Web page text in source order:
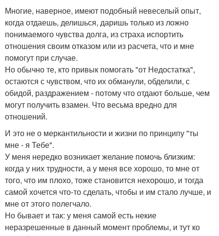
Многие, наверное, имеют подобный невеселый опыт,
когда отдаешь, делишься, даришь только из ложно
понимаемого чувства долга, из страха испортить
отношения своим отказом или из расчета, что и мне
помогут при случае.
Но обычно те, кто привык помогать "от Недостатка",
остаются с чувством, что их обманули, обделили, с
обидой, раздражением - потому что отдают больше, чем
могут получить взамен. Что весьма вредно для
отношений.
И это не о меркантильности и жизни по принципу "ты
мне - я Тебе".
У меня нередко возникает желание помочь близким:
когда у них трудности, а у меня все хорошо, то мне от
того, что им плохо, тоже становится нехорошо, и тогда
самой хочется что-то сделать, чтобы и им стало лучше, и
мне от этого полегчало.
Но бывает и так: у меня самой есть некие
неразрешенные в данный момент проблемы, и тут ко